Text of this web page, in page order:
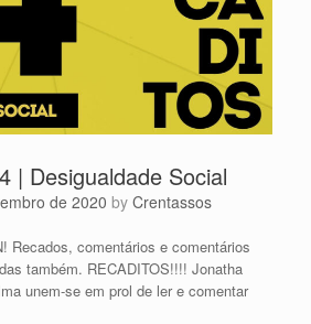
| Desigualdade Social
de 2020 by Crentassos
Recados, comentários e comentários
também. RECADITOS!!!! Jonatha
unem-se em prol de ler e comentar